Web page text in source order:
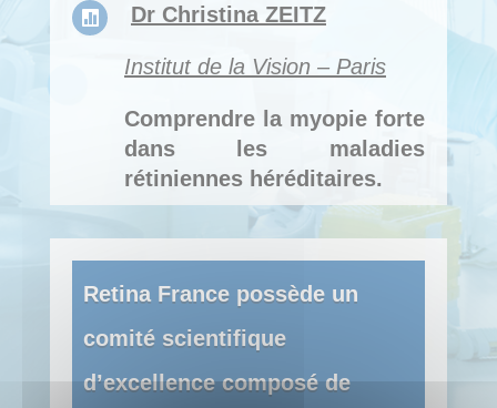
 Dr Christina ZEITZ
Institut de la Vision – Paris
Comprendre la myopie forte
dans les maladies
rétiniennes héréditaires.
Retina France possède un
comité scientifique
d’excellence composé de